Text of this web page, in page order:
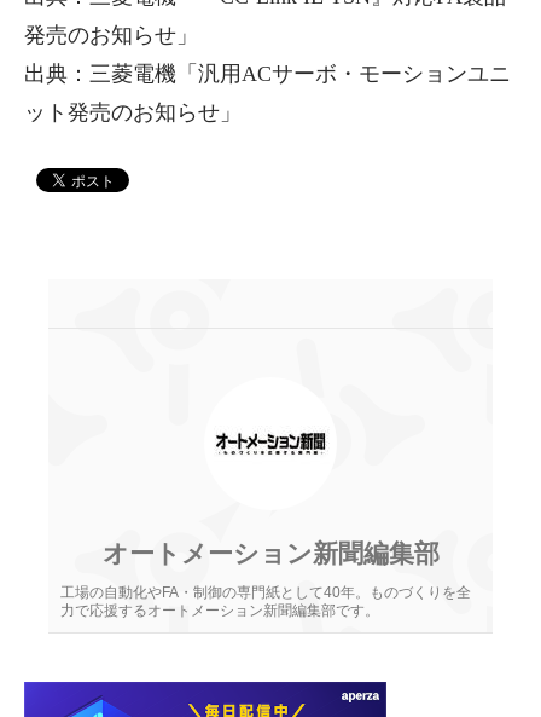
発売のお知らせ」
出典：三菱電機「汎用ACサーボ・モーションユニ
ット発売のお知らせ」
オートメーション新聞編集部
工場の自動化やFA・制御の専門紙として40年。ものづくりを全
力で応援するオートメーション新聞編集部です。